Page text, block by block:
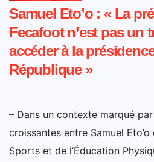
Samuel Eto’o : « La
Fecafoot n’est pas un
accéder à la
République »
– Dans un contexte marqué
croissantes entre Samuel
Sports et de l’Éducation